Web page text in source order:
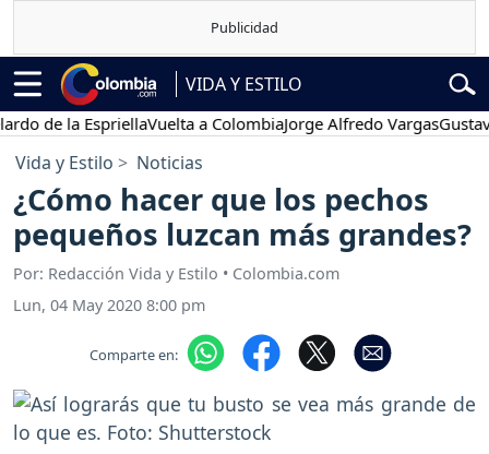
VIDA Y ESTILO
la EspriellaVuelta a ColombiaJorge Alfredo Vargas Gustavo
Vida y Estilo Noticias
¿Cómo hacer que los pechos
pequeños luzcan más grandes?
Por: Redacción Vida y Estilo • Colombia.com
Lun, 04 May 2020 8:00 pm
Comparte en: